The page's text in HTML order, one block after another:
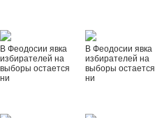
В Феодосии явка
избирателей на
выборы остается
ни
В Феодосии явка
избирателей на
выборы остается
ни